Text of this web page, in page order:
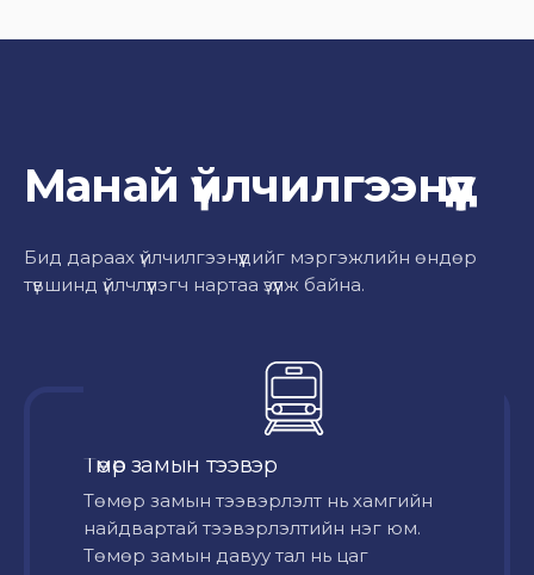
Манай үйлчилгээнүүд
Бид дараах үйлчилгээнүүдийг мэргэжлийн өндөр
түвшинд үйлчлүүлэгч нартаа үзүүлж байна.
Төмөр замын тээвэр
Төмөр замын тээвэрлэлт нь хамгийн
найдвартай тээвэрлэлтийн нэг юм.
Төмөр замын давуу тал нь цаг